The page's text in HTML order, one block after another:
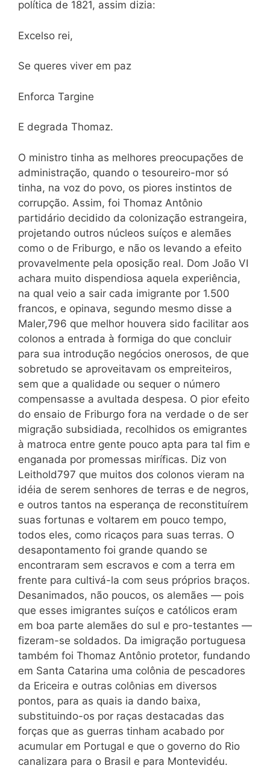
política de 1821, assim dizia:
Excelso rei,
Se queres viver em paz
Enforca Targine
E degrada Thomaz.
O ministro tinha as melhores preocupações de
administração, quando o tesoureiro-mor só
tinha, na voz do povo, os piores instintos de
corrupção. Assim, foi Thomaz Antônio
partidário decidido da colonização estrangeira,
projetando outros núcleos suíços e alemães
como o de Friburgo, e não os levando a efeito
provavelmente pela oposição real. Dom João VI
achara muito dispendiosa aquela experiência,
na qual veio a sair cada imigrante por 1.500
francos, e opinava, segundo mesmo disse a
Maler,796 que melhor houvera sido facilitar aos
colonos a entrada à formiga do que concluir
para sua introdução negócios onerosos, de que
sobretudo se aproveitavam os empreiteiros,
sem que a qualidade ou sequer o número
compensasse a avultada despesa. O pior efeito
do ensaio de Friburgo fora na verdade o de ser
migração subsidiada, recolhidos os emigrantes
à matroca entre gente pouco apta para tal fim e
enganada por promessas miríficas. Diz von
Leithold797 que muitos dos colonos vieram na
idéia de serem senhores de terras e de negros,
e outros tantos na esperança de reconstituírem
suas fortunas e voltarem em pouco tempo,
todos eles, como ricaços para suas terras. O
desapontamento foi grande quando se
encontraram sem escravos e com a terra em
frente para cultivá-la com seus próprios braços.
Desanimados, não poucos, os alemães — pois
que esses imigrantes suíços e católicos eram
em boa parte alemães do sul e pro-testantes —
fizeram-se soldados. Da imigração portuguesa
também foi Thomaz Antônio protetor, fundando
em Santa Catarina uma colônia de pescadores
da Ericeira e outras colônias em diversos
pontos, para as quais ia dando baixa,
substituindo-os por raças destacadas das
forças que as guerras tinham acabado por
acumular em Portugal e que o governo do Rio
canalizara para o Brasil e para Montevidéu.